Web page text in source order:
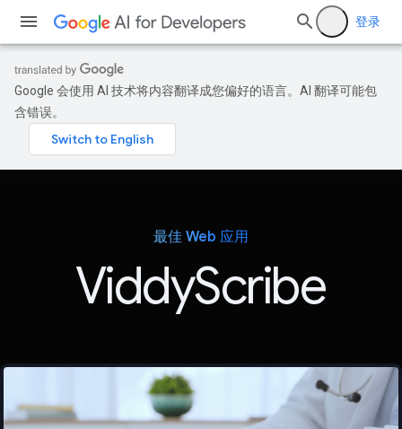
登录
Google 会使用 AI 技术将内容翻译成您偏好的语言。AI 翻译可能包
含错误。
最佳 Web 应用
ViddyScribe